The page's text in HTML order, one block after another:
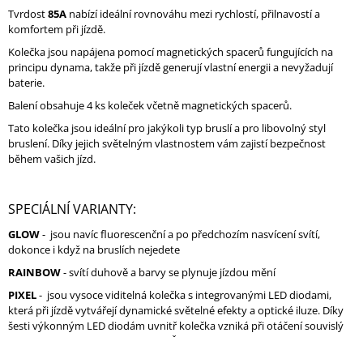
Tvrdost85A nabízí ideální rovnováhu mezi rychlostí, přilnavostí a
komfortem při jízdě.
Kolečka jsou napájena pomocí magnetických spacerů fungujících na
principu dynama, takže při jízdě generují vlastní energii a nevyžadují
baterie.
Balení obsahuje 4 ks koleček včetně magnetických spacerů.
Tato kolečka jsou ideální pro jakýkoli typ bruslí a pro libovolný styl
bruslení. Díky jejich světelným vlastnostem vám zajistí bezpečnost
během vašich jízd.
SPECIÁLNÍ VARIANTY:
GLOW- jsou navíc fluorescenční a po předchozím nasvícení svítí,
dokonce i když na bruslích nejedete
RAINBOW- svítí duhově a barvy se plynuje jízdou mění
PIXEL- jsou vysoce viditelná kolečka s integrovanými LED diodami,
která při jízdě vytvářejí dynamické světelné efekty a optické iluze. Díky
šesti výkonným LED diodám uvnitř kolečka vzniká při otáčení souvislý
J
E
M
E
MICRO
DELTA
RECREATION
NAVRŽENO
PRO
PROGRES
800
Kč